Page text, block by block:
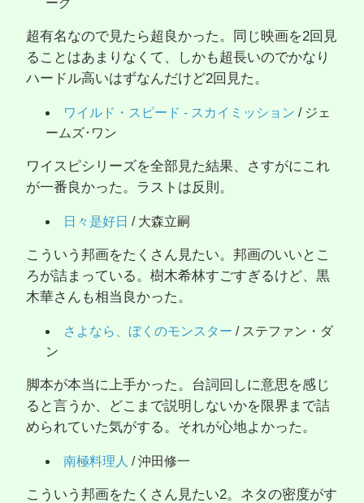
ーグ
超有名なので見たら超良かった。同じ映画を2回見
ることはあまりなくて、しかも超長いのでかなり
ハードル高いはずなんだけど2回見た。
ワイルド・スピード - スカイミッション / ジェ
ームズ･ワン
ワイスピシリーズを全部見た結果、さすがにこれ
が一番良かった。ラストは反則。
日々是好日 / 大森立嗣
こういう邦画をたくさん見たい。邦画のいいとこ
ろが詰まっている。樹木希林すごすぎるけど、黒
木華さんも相当良かった。
さよなら、ぼくのモンスター / ステファン・ダ
ン
脚本が本当に上手かった。台詞回しに意思を感じ
ると言うか、どこまで説明しないかを限界まで詰
められていた気がする。それが心地よかった。
南極料理人 / 沖田修一
こういう邦画をたくさん見たい2。ネタの密度がす